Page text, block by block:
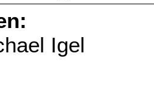
Igel